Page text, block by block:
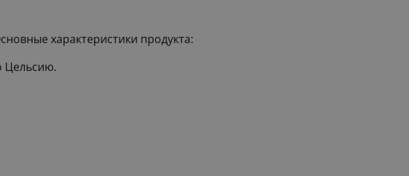
характеристики продукта:
Цельсию.